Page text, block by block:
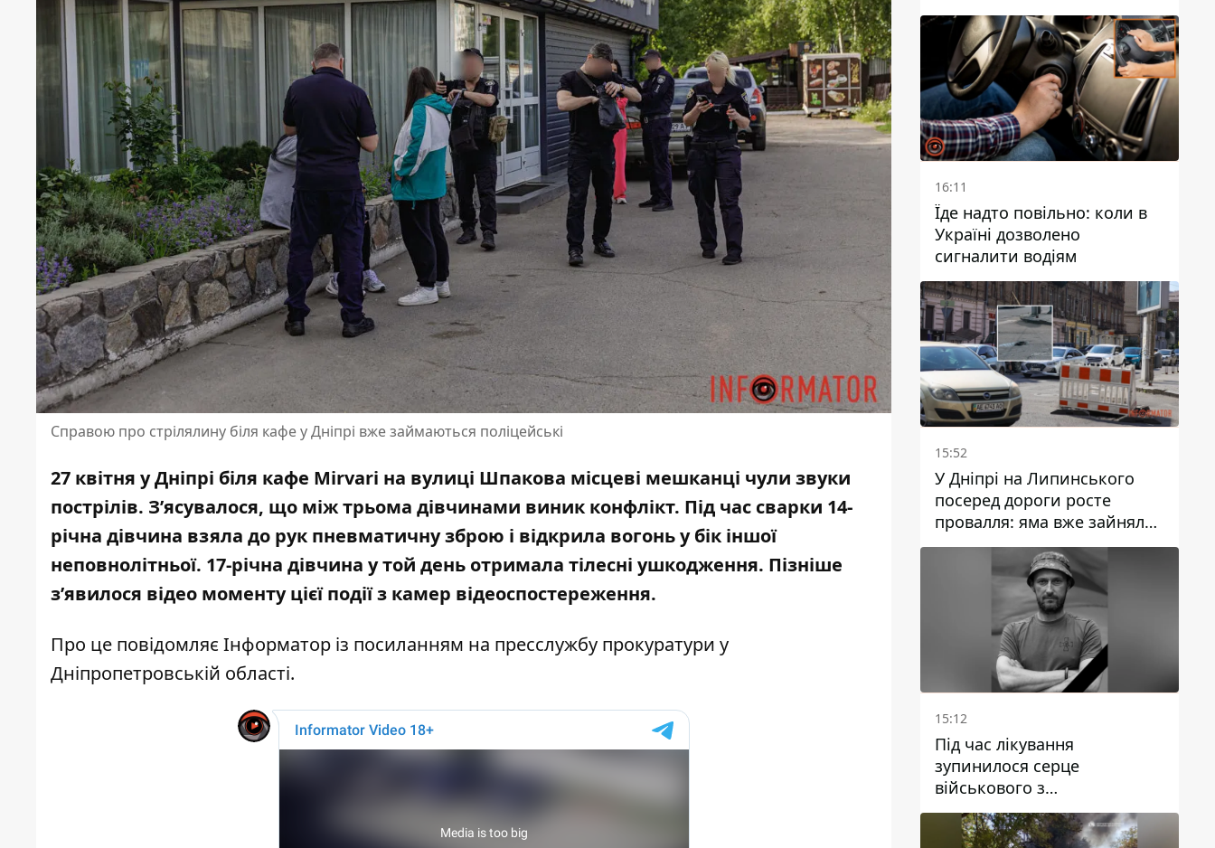
Справою про стрілялину біля кафе у Дніпрі вже займаються поліцейські
27 квітня у Дніпрі біля кафе Mirvari на вулиці Шпакова місцеві мешканці чули звуки
пострілів. З’ясувалося, що між трьома дівчинами виник конфлікт. Під час сварки 14-
річна дівчина взяла до рук пневматичну зброю і відкрила вогонь у бік іншої
неповнолітньої. 17-річна дівчина у той день отримала тілесні ушкодження. Пізніше
з’явилося відео моменту цієї подіїз камер відеоспостереження.
Про це повідомляє Інформатор із посиланням на пресслужбу прокуратури у
Дніпропетровській області.
честь полеглих Захисників
16:11
Їде надто повільно: коли в
Україні дозволено
сигналити водіям
15:52
У Дніпрі на Липинського
посеред дороги росте
провалля: яма вже зайняла
смугу руху
15:12
Під час лікування
зупинилося серце
військового з
Дніпропетровської області
Ростислава Лупашка